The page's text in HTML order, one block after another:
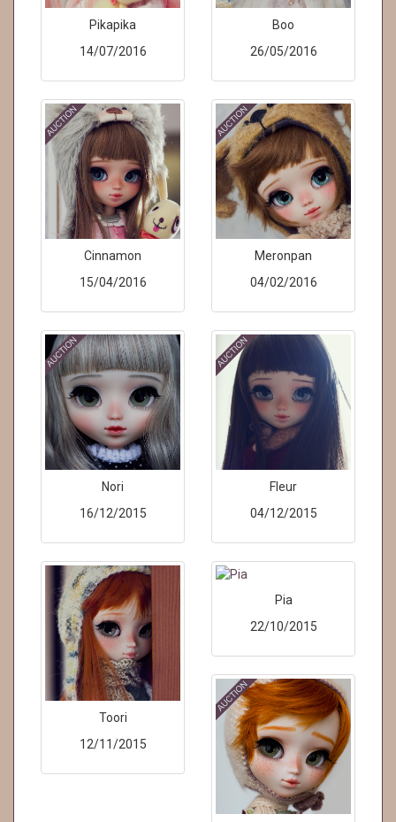
Pikapika
14/07/2016
Boo
26/05/2016
Cinnamon
15/04/2016
Meronpan
04/02/2016
Nori
16/12/2015
Fleur
04/12/2015
Toori
12/11/2015
Pia
22/10/2015